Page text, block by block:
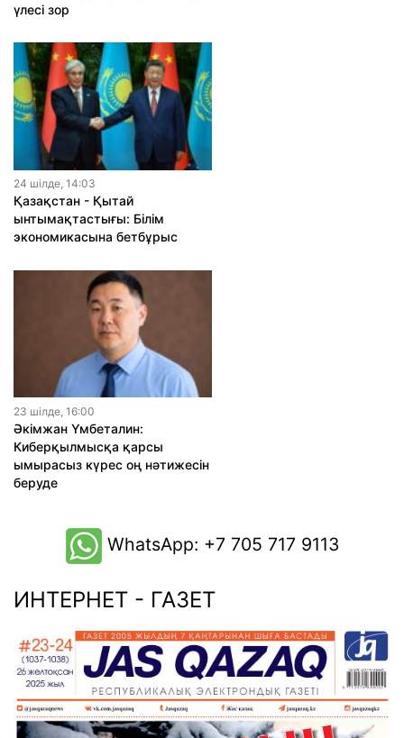
үлесі зор
24 шiлде, 14:03
Қазақстан - Қытай
ынтымақтастығы: Білім
экономикасына бетбұрыс
23 шiлде, 16:00
Әкімжан Үмбеталин:
Киберқылмысқа қарсы
ымырасыз күрес оң нәтижесін
беруде
WhatsApp: +7 705 717 9113
ИНТЕРНЕТ - ГАЗЕТ